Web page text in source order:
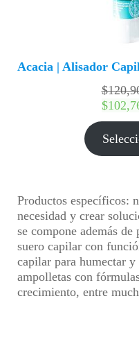
Acacia | Alisador
$
$
Productos específicos:
necesidad y crear
se compone además
suero capilar con
capilar para humectar
ampolletas con
crecimiento, entre